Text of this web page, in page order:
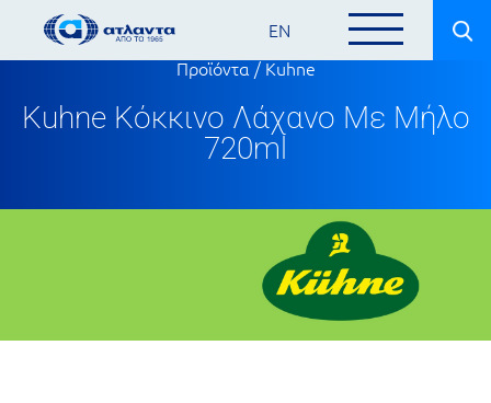
EN
Προϊόντα/Kuhne
Kuhne Κόκκινο Λάχανο Με Μήλο
720ml